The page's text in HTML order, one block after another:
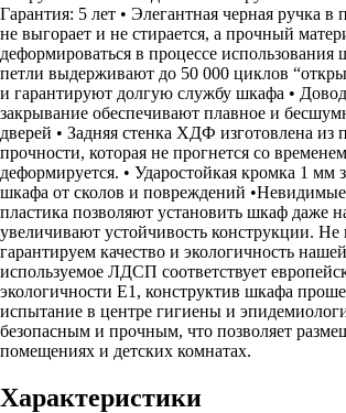
Гарантия: 5 лет • Элегантная черная ручка
не выгорает и не стирается, а прочный
деформироваться в процессе
петли выдерживают до 50 000 циклов
и гарантируют долгую службу шкафа •
закрывание обеспечивают плавное и
дверей • Задняя стенка ХДФ изготовлена из
прочности, которая не прогнется со
деформируется. • Ударостойкая кромка 1 мм
шкафа от сколов и повреждений
пластика позволяют установить шкаф даже
увеличивают устойчивость конструкции.
гарантируем качество и экологичность
используемое ЛДСП соответствует
экологичности Е1, конструктив шкафа
испытание в центре гигиены и
безопасным и прочным, что позволяет
помещениях и детских комнатах.
Характеристики